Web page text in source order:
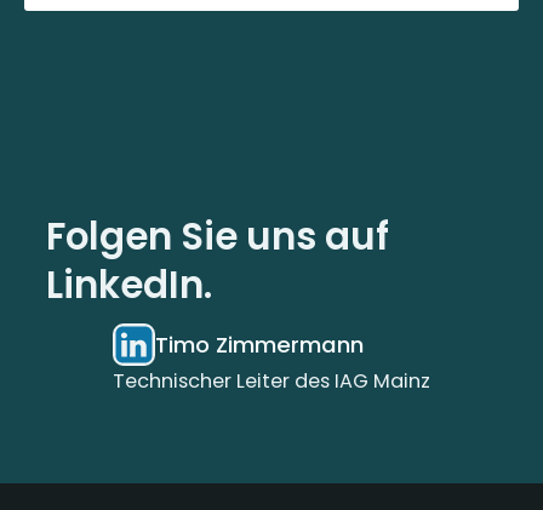
Folgen Sie uns auf
LinkedIn.
Timo Zimmermann
Technischer Leiter des IAG Mainz